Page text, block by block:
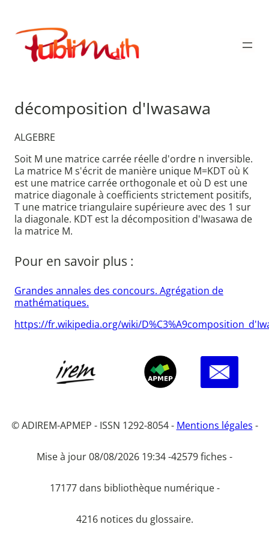
contenu
Publimath
décomposition d'Iwasawa
ALGEBRE
Soit M une matrice carrée réelle d'ordre n inversible.
La matrice M s'écrit de manière unique M=KDT où K
est une matrice carrée orthogonale et où D est une
matrice diagonale à coefficients strictement positifs,
T une matrice triangulaire supérieure avec des 1 sur
la diagonale. KDT est la décomposition d'Iwasawa de
la matrice M.
Pour en savoir plus :
Grandes annales des concours. Agrégation de
mathématiques.
https://fr.wikipedia.org/wiki/
© ADIREM-APMEP - ISSN 1292-8054 - Mentions légales -
Mise à jour 08/08/2026 19:34 -42579 fiches -
17177 dans bibliothèque numérique -
4216 notices du glossaire.